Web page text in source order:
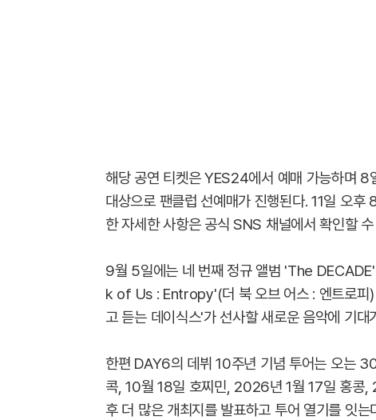
해당 공연 티켓은 YES24에서 예매 가능하며
대상으로 팬클럽 선예매가 진행된다. 11일 오
한 자세한 사항은 공식 SNS 채널에서 확인할
9월 5일에는 네 번째 정규 앨범 'The
k of Us : Entropy'(더 북 오브 어스 : 엔트로피)
고 듣는 데이식스'가 선사할 새로운 음악에 기대
한편 DAY6의 데뷔 10주년 기념 투어는 오는
콕, 10월 18일 호찌민, 2026년 1월 17일 홍콩,
후 더 많은 개최지를 발표하고 투어 열기를 잇는